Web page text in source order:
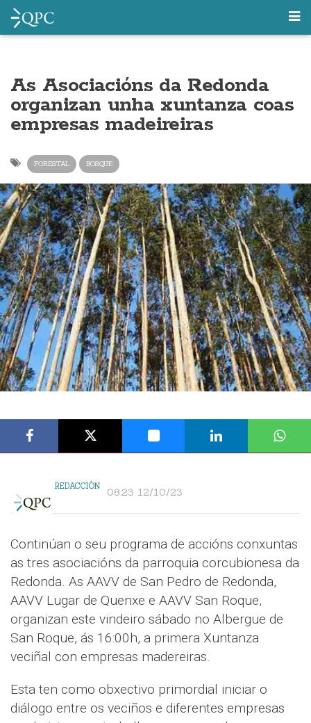
As Asociacións da Redonda
organizan unha xuntanza coas
empresas madeireiras
FORESTAL BOSQUE
REDACCIÓN 08:23 12/10/23
Continúan o seu programa de accións conxuntas
as tres asociacións da parroquia corcubionesa da
Redonda. As AAVV de San Pedro de Redonda,
AAVV Lugar de Quenxe e AAVV San Roque,
organizan este vindeiro sábado no Albergue de
San Roque, ás 16:00h, a primera Xuntanza
veciñal con empresas madereiras.
Esta ten como obxectivo primordial iniciar o
diálogo entre os veciños e diferentes empresas